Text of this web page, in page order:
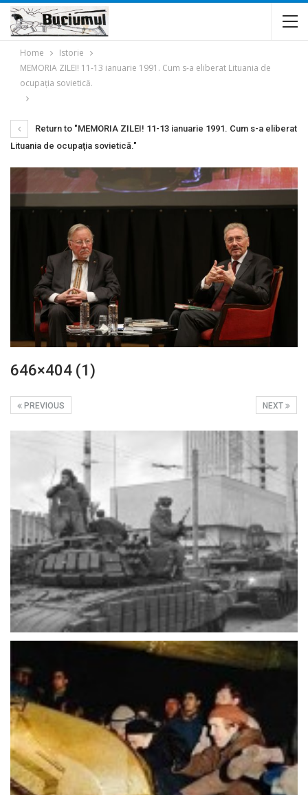
Home
Istorie
MEMORIA ZILEI! 11-13 ianuarie 1991. Cum s-a eliberat Lituania de
ocupaţia sovietică.
Return to "MEMORIA ZILEI! 11-13 ianuarie 1991. Cum s-a eliberat
Lituania de ocupaţia sovietică."
646×404 (1)
NEXT
PREVIOUS